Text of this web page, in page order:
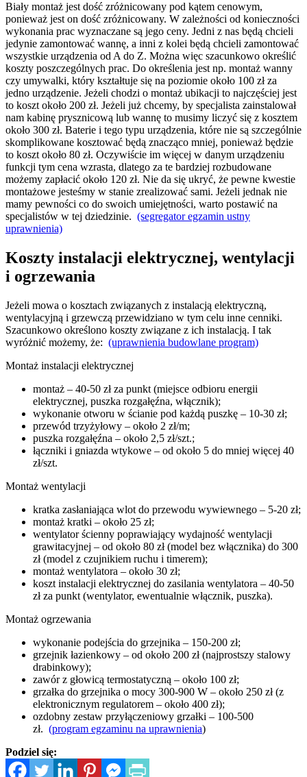
Biały montaż jest dość zróżnicowany pod kątem cenowym,
ponieważ jest on dość zróżnicowany. W zależności od konieczności
wykonania prac wyznaczane są jego ceny. Jedni z nas będą chcieli
jedynie zamontować wannę, a inni z kolei będą chcieli zamontować
wszystkie urządzenia od A do Z. Można więc szacunkowo określić
koszty poszczególnych prac. Do określenia jest np. montaż wanny
czy umywalki, który kształtuje się na poziomie około 100 zł za
jedno urządzenie. Jeżeli chodzi o montaż ubikacji to najczęściej jest
to koszt około 200 zł. Jeżeli już chcemy, by specjalista zainstalował
nam kabinę prysznicową lub wannę to musimy liczyć się z kosztem
około 300 zł. Baterie i tego typu urządzenia, które nie są szczególnie
skomplikowane kosztować będą znacząco mniej, ponieważ będzie
to koszt około 80 zł. Oczywiście im więcej w danym urządzeniu
funkcji tym cena wzrasta, dlatego za te bardziej rozbudowane
możemy zapłacić około 120 zł. Nie da się ukryć, że pewne kwestie
montażowe jesteśmy w stanie zrealizować sami. Jeżeli jednak nie
mamy pewności co do swoich umiejętności, warto postawić na
specjalistów w tej dziedzinie. (segregator egzamin ustny
uprawnienia)
Koszty instalacji elektrycznej, wentylacji
i ogrzewania
Jeżeli mowa o kosztach związanych z instalacją elektryczną,
wentylacyjną i grzewczą przewidziano w tym celu inne cenniki.
Szacunkowo określono koszty związane z ich instalacją. I tak
wyróżnić możemy, że: (uprawnienia budowlane program)
Montaż instalacji elektrycznej
montaż – 40-50 zł za punkt (miejsce odbioru energii
elektrycznej, puszka rozgałęźna, włącznik);
wykonanie otworu w ścianie pod każdą puszkę – 10-30 zł;
przewód trzyżyłowy – około 2 zł/m;
puszka rozgałęźna – około 2,5 zł/szt.;
łączniki i gniazda wtykowe – od około 5 do mniej więcej 40
zł/szt.
Montaż wentylacji
kratka zasłaniająca wlot do przewodu wywiewnego – 5-20 zł;
montaż kratki – około 25 zł;
wentylator ścienny poprawiający wydajność wentylacji
grawitacyjnej – od około 80 zł (model bez włącznika) do 300
zł (model z czujnikiem ruchu i timerem);
montaż wentylatora – około 30 zł;
koszt instalacji elektrycznej do zasilania wentylatora – 40-50
zł za punkt (wentylator, ewentualnie włącznik, puszka).
Montaż ogrzewania
wykonanie podejścia do grzejnika – 150-200 zł;
grzejnik łazienkowy – od około 200 zł (najprostszy stalowy
drabinkowy);
zawór z głowicą termostatyczną – około 100 zł;
grzałka do grzejnika o mocy 300-900 W – około 250 zł (z
elektronicznym regulatorem – około 400 zł);
ozdobny zestaw przyłączeniowy grzałki – 100-500
zł. (program egzaminu na uprawnienia)
Podziel się: